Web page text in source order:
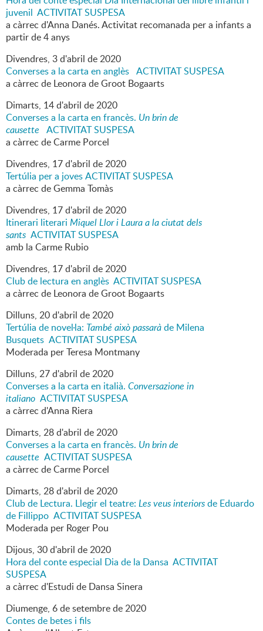
juvenil ACTIVITAT SUSPESA
a càrrec d'Anna Danés. Activitat recomanada per a infants a
partir de 4 anys
Divendres, 3d'abril de2020
Converses a la carta en anglès ACTIVITAT SUSPESA
a càrrec de Leonora de Groot Bogaarts
Dimarts, 14d'abril de2020
Converses a la carta en francès. Un brin de
causette ACTIVITAT SUSPESA
a càrrec de Carme Porcel
Divendres, 17d'abril de2020
Tertúlia per a joves ACTIVITAT SUSPESA
a càrrec de Gemma Tomàs
Divendres, 17d'abril de2020
Itinerari literari Miquel Llor i Laura a la ciutat dels
sants ACTIVITAT SUSPESA
amb la Carme Rubio
Divendres, 17d'abril de2020
Club de lectura en anglès ACTIVITAT SUSPESA
a càrrec de Leonora de Groot Bogaarts
Dilluns, 20d'abril de2020
Tertúlia de novel·la: També això passaràde Milena
Busquets ACTIVITAT SUSPESA
Moderada per Teresa Montmany
Dilluns, 27d'abril de2020
Converses a la carta en italià. Conversazione in
italiano ACTIVITAT SUSPESA
a càrrec d'Anna Riera
Dimarts, 28d'abril de2020
Converses a la carta en francès. Un brin de
causette ACTIVITAT SUSPESA
a càrrec de Carme Porcel
Dimarts, 28d'abril de2020
Club de Lectura. Llegir el teatre: Les veus interiorsde Eduardo
de Fillippo ACTIVITAT SUSPESA
Moderada per Roger Pou
Dijous, 30d'abril de2020
Hora del conte especial Dia de la Dansa ACTIVITAT
SUSPESA
a càrrec d'Estudi de Dansa Sinera
Diumenge, 6desetembrede2020
Contes de betes i fils